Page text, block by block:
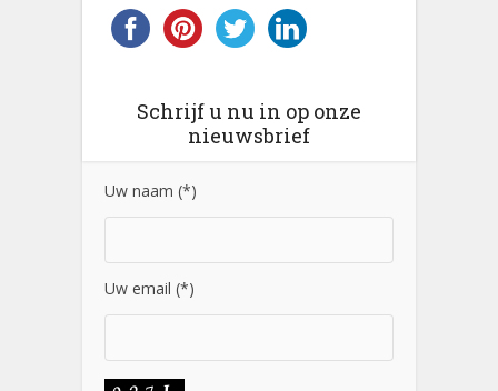
Schrijf u nu in op onze
nieuwsbrief
Uw naam (*)
Uw email (*)